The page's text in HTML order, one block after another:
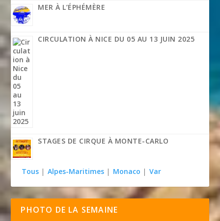
MER À L’ÉPHÉMÈRE
CIRCULATION À NICE DU 05 AU 13 JUIN 2025
STAGES DE CIRQUE À MONTE-CARLO
Tous | Alpes-Maritimes | Monaco | Var
PHOTO DE LA SEMAINE